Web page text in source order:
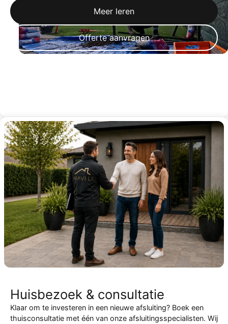
Meer leren
Offerte aanvragen
Huisbezoek & consultatie
Klaar om te investeren in een nieuwe afsluiting? Boek een
thuisconsultatie met één van onze afsluitingsspecialisten. Wij